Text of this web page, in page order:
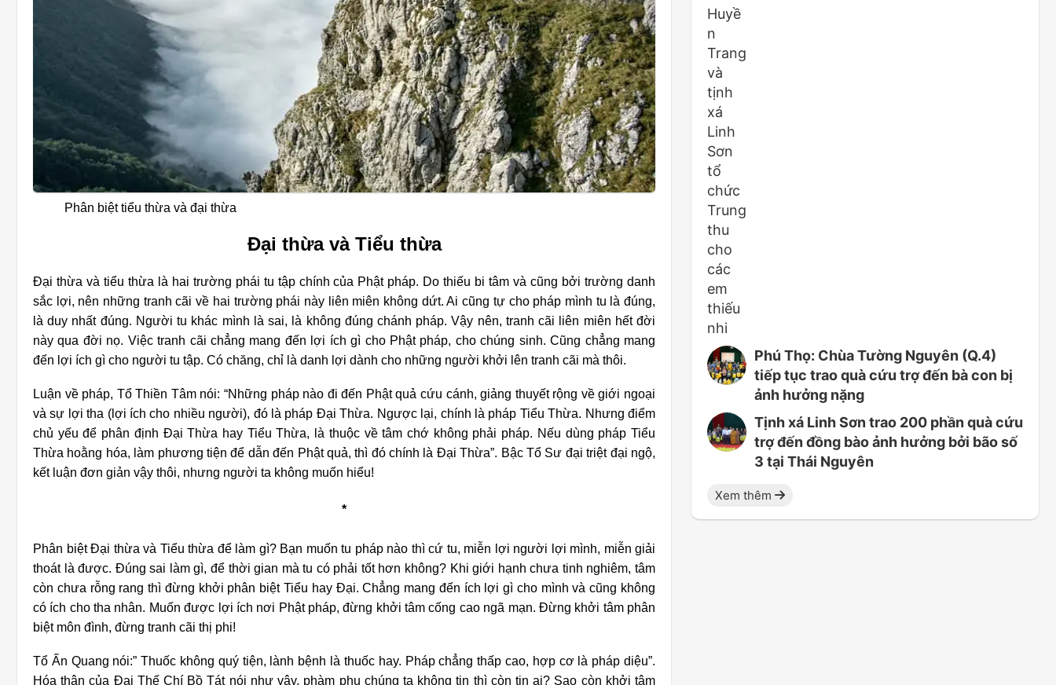
Phân biệt tiểu thừa và đại thừa
Đại thừa và Tiểu thừa
Đại thừa và tiểu thừa là hai trường phái tu tập chính của Phật pháp. Do thiếu bi tâm và cũng bởi trường danh
sắc lợi, nên những tranh cãi về hai trường phái này liên miên không dứt. Ai cũng tự cho pháp mình tu là đúng,
là duy nhất đúng. Người tu khác mình là sai, là không đúng chánh pháp. Vậy nên, tranh cãi liên miên hết đời
này qua đời nọ. Việc tranh cãi chẳng mang đến lợi ích gì cho Phật pháp, cho chúng sinh. Cũng chẳng mang
đến lợi ích gì cho người tu tập. Có chăng, chỉ là danh lợi dành cho những người khởi lên tranh cãi mà thôi.
Luận về pháp, Tổ Thiền Tâm nói: “Những pháp nào đi đến Phật quả cứu cánh, giảng thuyết rộng về giới ngoại
và sự lợi tha (lợi ích cho nhiều người), đó là pháp Đại Thừa. Ngược lại, chính là pháp Tiểu Thừa. Nhưng điểm
chủ yếu để phân định Đại Thừa hay Tiểu Thừa, là thuộc về tâm chớ không phải pháp. Nếu dùng pháp Tiểu
Thừa hoằng hóa, làm phương tiện để dẫn đến Phật quả, thì đó chính là Đại Thừa”. Bậc Tổ Sư đại triệt đại ngộ,
kết luận đơn giản vậy thôi, nhưng người ta không muốn hiểu!
*
Phân biệt Đại thừa và Tiểu thừa để làm gì? Bạn muốn tu pháp nào thì cứ tu, miễn lợi người lợi mình, miễn giải
thoát là được. Đúng sai làm gì, để thời gian mà tu có phải tốt hơn không? Khi giới hạnh chưa tinh nghiêm, tâm
còn chưa rỗng rang thì đừng khởi phân biệt Tiểu hay Đại. Chẳng mang đến ích lợi gì cho mình và cũng không
có ích cho tha nhân. Muốn được lợi ích nơi Phật pháp, đừng khởi tâm cống cao ngã mạn. Đừng khởi tâm phân
biệt môn đình, đừng tranh cãi thị phi!
Tổ Ấn Quang nói:” Thuốc không quý tiện, lành bệnh là thuốc hay. Pháp chẳng thấp cao, hợp cơ là pháp diệu”.
Hóa thân của Đại Thế Chí Bồ Tát nói như vậy, phàm phu chúng ta không tin thì còn tin ai? Sao còn khởi tâm
Phú Thọ: Chùa Tường Nguyên (Q.4)
tiếp tục trao quà cứu trợ đến bà con bị
ảnh hưởng nặng
Tịnh xá Linh Sơn trao 200 phần quà cứu
trợ đến đồng bào ảnh hưởng bởi bão số
3 tại Thái Nguyên
Xem thêm